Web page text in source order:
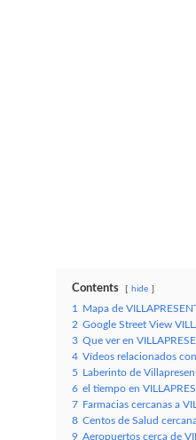
Contents hide
1
Mapa de
2 Google Street View
3 Que ver en
4 Vídeos relacionados
5
Laberinto de
6 el tiempo en
7
Farmacias cercanas a
8 Centos de Salud
9 Aeropuertos cerca de